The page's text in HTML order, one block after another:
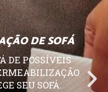
DE SOFÁ
DE POSSÍVEIS
SEU SOFÁ.